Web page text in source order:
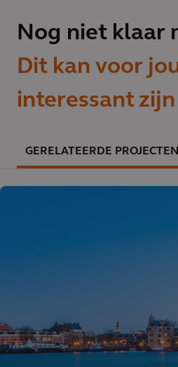
Nog niet klaar
Dit kan voor
interessant zijn
GERELATEERDE PROJECTEN